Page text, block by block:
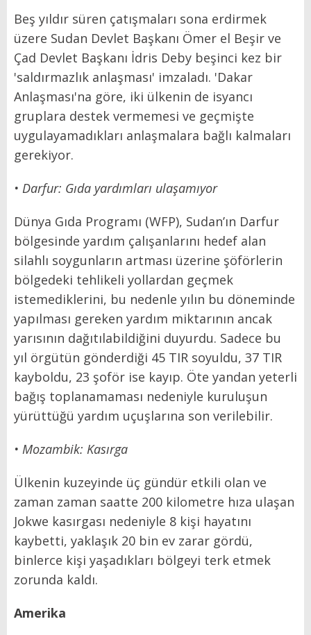
Beş yıldır süren çatışmaları sona erdirmek
üzere Sudan Devlet Başkanı Ömer el Beşir ve
Çad Devlet Başkanı İdris Deby beşinci kez bir
'saldırmazlık anlaşması' imzaladı. 'Dakar
Anlaşması'na göre, iki ülkenin de isyancı
gruplara destek vermemesi ve geçmişte
uygulayamadıkları anlaşmalara bağlı kalmaları
gerekiyor.
• Darfur: Gıda yardımları ulaşamıyor
Dünya Gıda Programı (WFP), Sudan’ın Darfur
bölgesinde yardım çalışanlarını hedef alan
silahlı soygunların artması üzerine şöförlerin
bölgedeki tehlikeli yollardan geçmek
istemediklerini, bu nedenle yılın bu döneminde
yapılması gereken yardım miktarının ancak
yarısının dağıtılabildiğini duyurdu. Sadece bu
yıl örgütün gönderdiği 45 TIR soyuldu, 37 TIR
kayboldu, 23 şoför ise kayıp. Öte yandan yeterli
bağış toplanamaması nedeniyle kuruluşun
yürüttüğü yardım uçuşlarına son verilebilir.
• Mozambik: Kasırga
Ülkenin kuzeyinde üç gündür etkili olan ve
zaman zaman saatte 200 kilometre hıza ulaşan
Jokwe kasırgası nedeniyle 8 kişi hayatını
kaybetti, yaklaşık 20 bin ev zarar gördü,
binlerce kişi yaşadıkları bölgeyi terk etmek
zorunda kaldı.
Amerika